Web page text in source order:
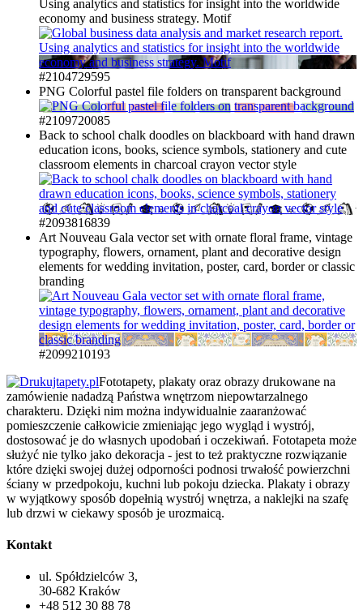
Using analytics and statistics for insight into the worldwide
economy and business strategy. Motif
#2104729595
PNG Colorful pastel file folders on transparent background
#2109720085
Back to school chalk doodles on blackboard with hand drawn
education icons, books, science symbols, stationery and cute
classroom elements in charcoal crayon vector style
#2093816839
Art Nouveau Gala vector set with ornate floral frame, vintage
typography, flowers, ornament, plant and decorative design
elements for wedding invitation, poster, card, border or classic
branding
#2099210193
Fototapety, plakaty oraz obrazy drukowane na
zamówienie nadadzą Państwa wnętrzom niepowtarzalnego
charakteru. Dzięki nim można indywidualnie zaaranżować
pomieszczenie całkowicie zmieniając jego wygląd i wystrój,
dostosować je do własnych upodobań i oczekiwań. Fototapeta może
służyć nie tylko jako dekoracja - jest to też praktyczne rozwiązanie
które dzięki swojej dużej odporności podnosi trwałość powierzchni
ściany w przedpokoju, kuchni lub pokoju dziecka. Plakaty i obrazy
w wyjątkowy sposób dopełnią wystrój wnętrza, a naklejki na szafę
lub drzwi w ciekawy sposób je urozmaicą.
Kontakt
ul. Spółdzielców 3,
30-682 Kraków
+48 512 30 88 78